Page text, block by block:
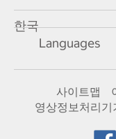
한국
Languages
사이트맵
영상정보처리기